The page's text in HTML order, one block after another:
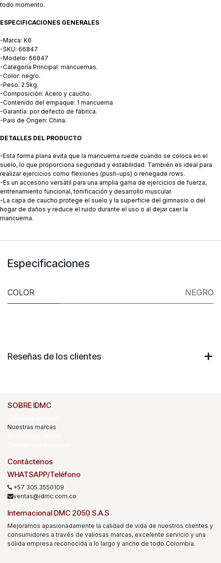
todo momento.
ESPECIFICACIONES GENERALES
-Marca: K6
-SKU: 66847
-Modelo: 66847
-Categoría Principal: mancuernas.
-Color: negro.
-Peso: 2.5kg.
-Composición: Acero y caucho.
-Contenido del empaque: 1 mancuerna
-Garantía: por defecto de fábrica.
-País de Origen: China.
DETALLES DEL PRODUCTO
-Esta forma plana evita que la mancuerna ruede cuando se coloca en el
suelo, lo que proporciona seguridad y estabilidad. También es ideal para
realizar ejercicios como flexiones (push-ups) o renegade rows.
-Es un accesorio versátil para una amplia gama de ejercicios de fuerza,
entrenamiento funcional, tonificación y desarrollo muscular.
-La capa de caucho protege el suelo y la superficie del gimnasio o del
hogar de daños y reduce el ruido durante el uso o al dejar caer la
mancuerna.
Especificaciones
COLOR NEGRO
Reseñas de los clientes
SOBRE IDMC
Nuestras marcas
Contáctenos
WHATSAPP/Teléfono
+57 305 3550109
ventas@idmc.com.co
Internacional DMC 2050 S.A.S
Mejoramos apasionadamente la calidad de vida de nuestros clientes y
consumidores a través de valiosas marcas, excelente servicio y una
sólida empresa reconocida a lo largo y ancho de todo Colombia.